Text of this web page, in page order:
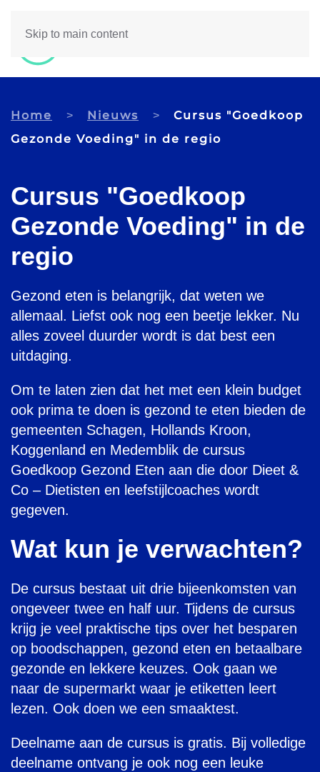
Skip to main content
Home Nieuws
Cursus "Goedkoop
Gezonde Voeding" in de regio
Cursus "Goedkoop
Gezonde Voeding" in de
regio
Gezond eten is belangrijk, dat weten we
allemaal. Liefst ook nog een beetje lekker. Nu
alles zoveel duurder wordt is dat best een
uitdaging.
Om te laten zien dat het met een klein budget
ook prima te doen is gezond te eten bieden de
gemeenten Schagen, Hollands Kroon,
Koggenland en Medemblik de cursus
Goedkoop Gezond Eten aan die door Dieet &
Co – Dietisten en leefstijlcoaches wordt
gegeven.
Wat kun je verwachten?
De cursus bestaat uit drie bijeenkomsten van
ongeveer twee en half uur. Tijdens de cursus
krijg je veel praktische tips over het besparen
op boodschappen, gezond eten en betaalbare
gezonde en lekkere keuzes. Ook gaan we
naar de supermarkt waar je etiketten leert
lezen. Ook doen we een smaaktest.
Deelname aan de cursus is gratis. Bij volledige
deelname ontvang je ook nog een leuke